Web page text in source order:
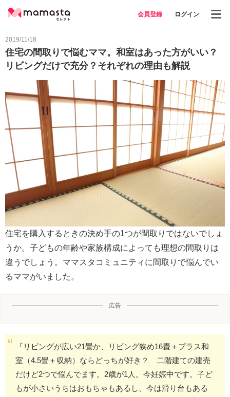
会員登録 ログイン
2019/11/18
住宅の間取りで悩むママ。和室はあった方がいい？
リビングだけで充分？それぞれの理由も解説
住宅を購入するときの決め手の1つが間取りではないでしょ
うか。子どもの年齢や家族構成によっても理想の間取りは
違うでしょう。ママスタコミュニティに間取りで悩んでい
るママがいました。
広告
『リビングが広い21畳か、リビング狭め16畳＋プラス和
室（4.5畳＋収納）ならどっちが好き？ 二階建ての建売
だけど2つで悩んでます。2歳が1人。今妊娠中です。子ど
もが小さいうちはおもちゃもあるし、今は滑り台もある